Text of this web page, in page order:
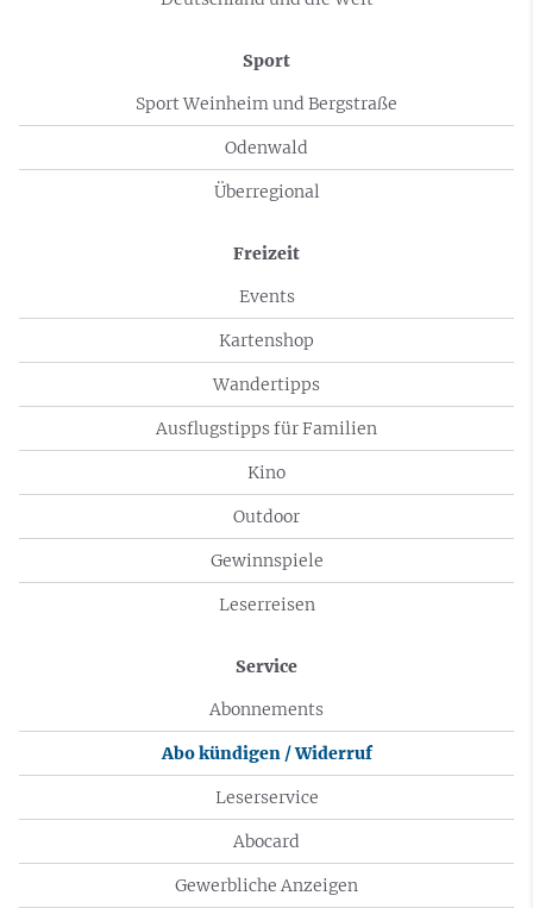
Sport
Sport Weinheim und Bergstraße
Odenwald
Überregional
Freizeit
Events
Kartenshop
Wandertipps
Ausflugstipps für Familien
Kino
Outdoor
Gewinnspiele
Leserreisen
Service
Abonnements
Abo kündigen / Widerruf
Leserservice
Abocard
Gewerbliche Anzeigen